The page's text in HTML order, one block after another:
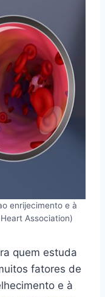
enrijecimento e à
Association)
quem estuda
fatores de
e à